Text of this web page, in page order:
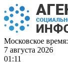
Skip
to
content
Московское время:
7 августа 2026
01:11